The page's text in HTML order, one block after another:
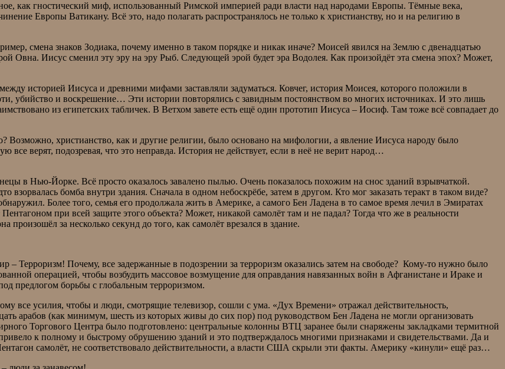
как гностический миф, использованный Римской империей ради власти над народами Европы. Тёмные века,
Европы Ватикану. Всё это, надо полагать распространялось не только к христианству, но и на религию в
смена знаков Зодиака, почему именно в таком порядке и никак иначе? Моисей явился на Землю с двенадцатью
Овна. Иисус сменил эту эру на эру Рыб. Следующей эрой будет эра Водолея. Как произойдёт эта смена эпох? Может,
историей Иисуса и древними мифами заставляли задуматься. Ковчег, история Моисея, которого положили в
убийство и воскрешение… Эти истории повторялись с завидным постоянством во многих источниках. И это лишь
из египетских табличек. В Ветхом завете есть ещё один прототип Иисуса – Иосиф. Там тоже всё совпадает до
Возможно, христианство, как и другие религии, было основано на мифологии, а явление Иисуса народу было
верят, подозревая, что это неправда. История не действует, если в неё не верит народ…
в Нью-Йорке. Всё просто оказалось завалено пылью. Очень показалось похожим на снос зданий взрывчаткой.
взорвалась бомба внутри здания. Сначала в одном небоскрёбе, затем в другом. Кто мог заказать теракт в таком виде?
Более того, семья его продолжала жить в Америке, а самого Бен Ладена в то самое время лечил в Эмиратах
при всей защите этого объекта? Может, никакой самолёт там и не падал? Тогда что же в реальности
за несколько секунд до того, как самолёт врезался в здание.
– Терроризм! Почему, все задержанные в подозрении за терроризм оказались затем на свободе? Кому-то нужно было
операцией, чтобы возбудить массовое возмущение для оправдания навязанных войн в Афганистане и Ираке и
предлогом борьбы с глобальным терроризмом.
все усилия, чтобы и люди, смотрящие телевизор, сошли с ума. «Дух Времени» отражал действительность,
арабов (как минимум, шесть из которых живы до сих пор) под руководством Бен Ладена не могли организовать
Торгового Центра было подготовлено: центральные колонны ВТЦ заранее были снаряжены закладками термитной
к полному и быстрому обрушению зданий и это подтверждалось многими признаками и свидетельствами. Да и
самолёт, не соответствовало действительности, а власти США скрыли эти факты. Америку «кинули» ещё раз…